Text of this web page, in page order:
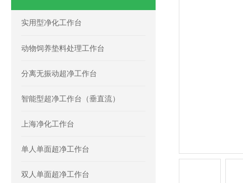
实用型净化工作台
动物饲养垫料处理工作台
分离无振动超净工作台
智能型超净工作台（垂直流）
上海净化工作台
单人单面超净工作台
双人单面超净工作台